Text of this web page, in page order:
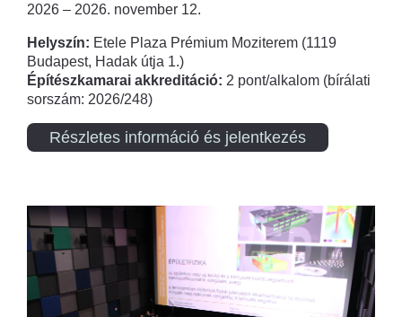
2026 – 2026. november 12.
Helyszín: Etele Plaza Prémium Moziterem (1119
Budapest, Hadak útja 1.)
Építészkamarai akkreditáció: 2 pont/alkalom (bírálati
sorszám: 2026/248)
Részletes információ és jelentkezés